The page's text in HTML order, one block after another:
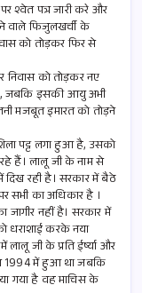
श्वेत पत्र जारी करे और
वाले फिजुलखर्ची के
को तोड़कर फिर से
निवास को तोड़कर नए
है, जबकि इसकी आयु अभी
मजबूत इमारत को तोड़ने
पट्ट लगा हुआ है, उसको
हैं। लालू जी के नाम से
दिख रही है। सरकार में बैठे
सभी का अधिकार है ।
नहीं है। सरकार में
धराशाई करके नया
जी के प्रति ईर्ष्या और
1994 में हुआ था जबकि
गया है वह माचिस के